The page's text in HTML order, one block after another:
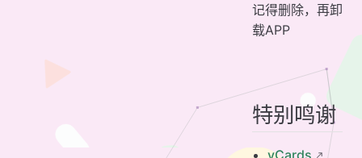
记得删除，再卸
载APP
特别鸣谢